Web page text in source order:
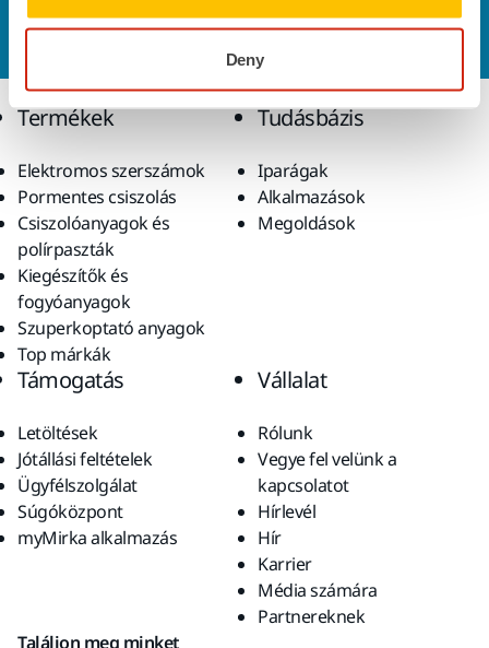
Deny
kapcsolatotés szakértő Támogató csapatunk
Termékek
Elektromos szerszámok
Pormentes csiszolás
Csiszolóanyagok és
polírpaszták
Kiegészítők és
fogyóanyagok
Szuperkoptató anyagok
Top márkák
Tudásbázis
Iparágak
Alkalmazások
Megoldások
Támogatás
Letöltések
Jótállási feltételek
Ügyfélszolgálat
Súgóközpont
myMirka alkalmazás
Vállalat
Rólunk
Vegye fel velünk a
kapcsolatot
Hírlevél
Hír
Karrier
Média számára
Partnereknek
Találjon meg minket